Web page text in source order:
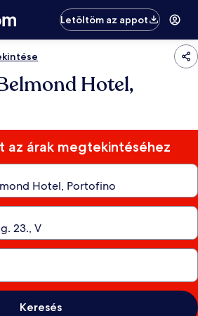
Letöltöm az appot
Hotel,
az árak megtekintéséhez
Keresés